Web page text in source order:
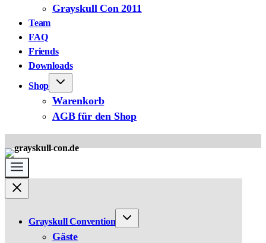
Grayskull Con 2011
Team
FAQ
Friends
Downloads
Shop
Warenkorb
AGB für den Shop
Grayskull Convention
Gäste